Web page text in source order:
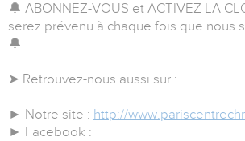
🔔 ABONNEZ-VOUS et ACTIVEZ LA
serez prévenu à chaque fois que nous
🔔
➤ Retrouvez-nous aussi sur :
► Notre site : http://
► Facebook :